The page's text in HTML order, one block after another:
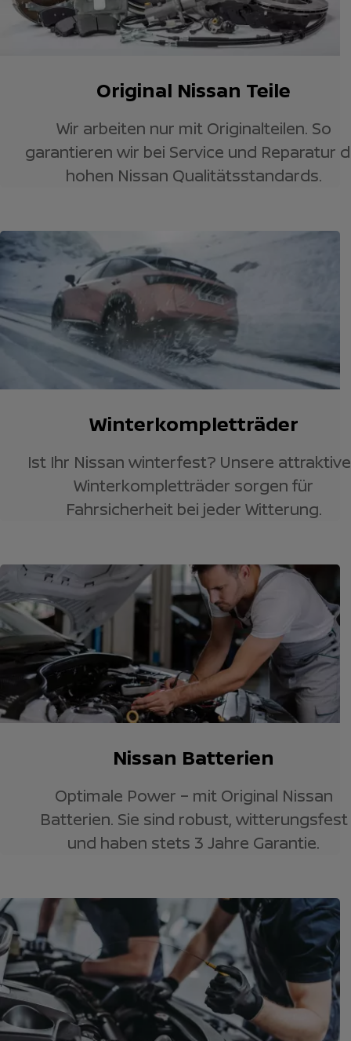
Original Nissan Teile
Wir arbeiten nur mit Originalteilen. So
garantieren wir bei Service und Reparatur
hohen Nissan Qualitätsstandards.
Winterkompletträder
Ist Ihr Nissan winterfest? Unsere
Winterkompletträder sorgen für
Fahrsicherheit bei jeder Witterung.
Nissan Batterien
Optimale Power – mit Original Nissan
Batterien. Sie sind robust, witterungsfest
und haben stets 3 Jahre Garantie.